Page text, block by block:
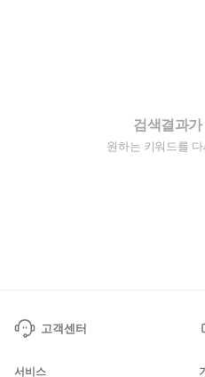
검색결과
원하는 키워드를
고객센터
서비스